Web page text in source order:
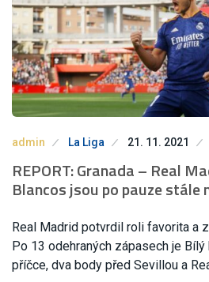
admin La Liga 21. 11. 2021
REPORT: Granada – Real
Blancos jsou po pauze stále
Real Madrid potvrdil roli favorita a
Po 13 odehraných zápasech je
příčce, dva body před Sevillou a